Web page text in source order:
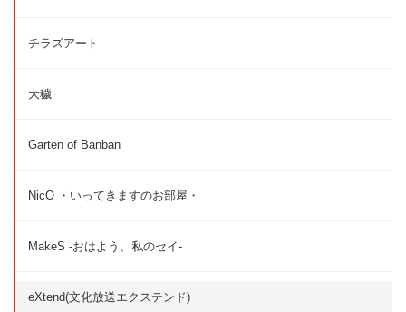
チラズアート
大穢
Garten of Banban
NicO ・いってきますのお部屋・
MakeS -おはよう、私のセイ-
eXtend(文化放送エクステンド)